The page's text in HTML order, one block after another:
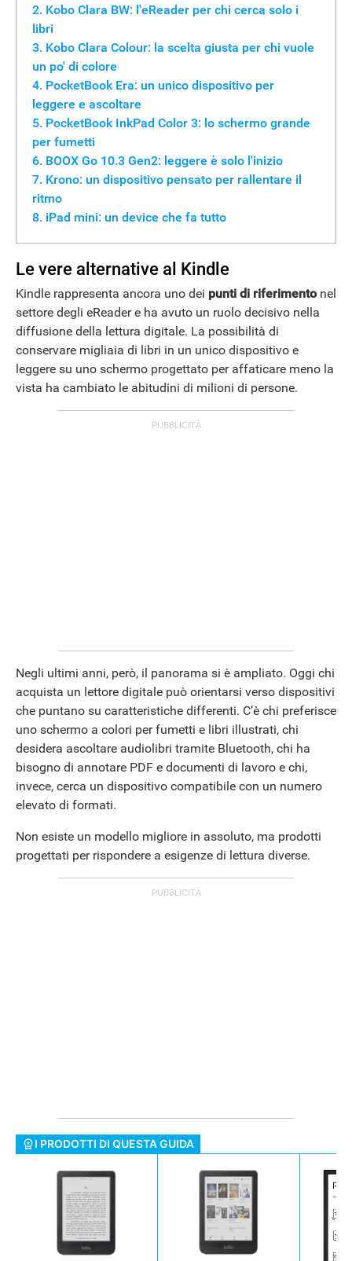
Kobo Clara BW: l'eReader per chi cerca solo i
libri
Kobo Clara Colour: la scelta giusta per chi vuole
un po' di colore
PocketBook Era: un unico dispositivo per
leggere e ascoltare
PocketBook InkPad Color 3: lo schermo grande
per fumetti
BOOX Go 10.3 Gen2: leggere è solo l'inizio
Krono: un dispositivo pensato per rallentare il
ritmo
iPad mini: un device che fa tutto
Le vere alternative al Kindle
Kindle rappresenta ancora uno dei punti di riferimentonel
settore degli eReader e ha avuto un ruolo decisivo nella
diffusione della lettura digitale. La possibilità di
conservare migliaia di libri in un unico dispositivo e
leggere su uno schermo progettato per affaticare meno la
vista ha cambiato le abitudini di milioni di persone.
Negli ultimi anni, però, il panorama si è ampliato. Oggi chi
acquista un lettore digitale può orientarsi verso dispositivi
che puntano su caratteristiche differenti. C’è chi preferisce
uno schermo a colori per fumetti e libri illustrati, chi
desidera ascoltare audiolibri tramite Bluetooth, chi ha
bisogno di annotare PDF e documenti di lavoro e chi,
invece, cerca un dispositivo compatibile con un numero
elevato di formati.
Non esiste un modello migliore in assoluto, ma prodotti
progettati per rispondere a esigenze di lettura diverse.
I PRODOTTI DI QUESTA GUIDA